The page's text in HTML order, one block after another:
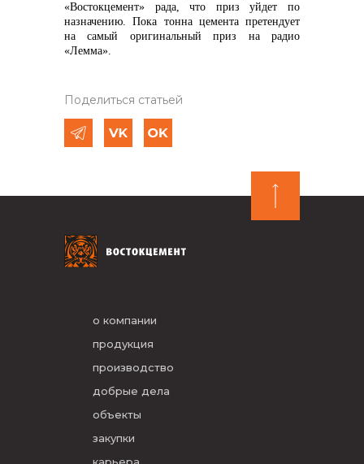
«Востокцемент» рада, что приз уйдет по
назначению. Пока тонна цемента претендует
на самый оригинальный приз на радио
«Лемма».
Поделиться статьей
о компании
продукция
производство
добрые дела
объекты
закупки